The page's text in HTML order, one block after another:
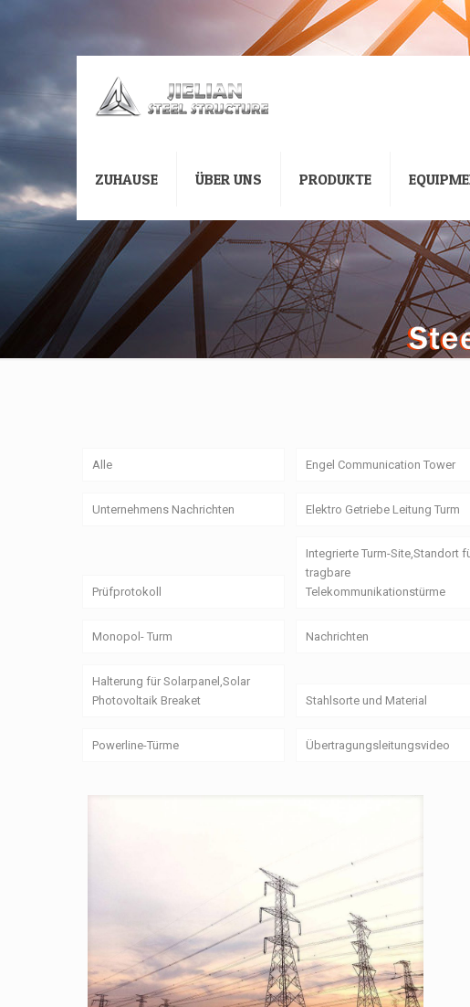
ZUHAUSE ÜBER UNS PRODUKTE
Alle Engel Communication Tower
Unternehmens Nachrichten Elektro Getriebe Leitung Turm
Prüfprotokoll
Integrierte Turm-Site,Standort
tragbare
Telekommunikationstürme
Monopol- Turm Nachrichten
Halterung für Solarpanel,Solar
Photovoltaik Breaket
Stahlsorte und Material
Powerline-Türme Übertragungsleitungsvideo